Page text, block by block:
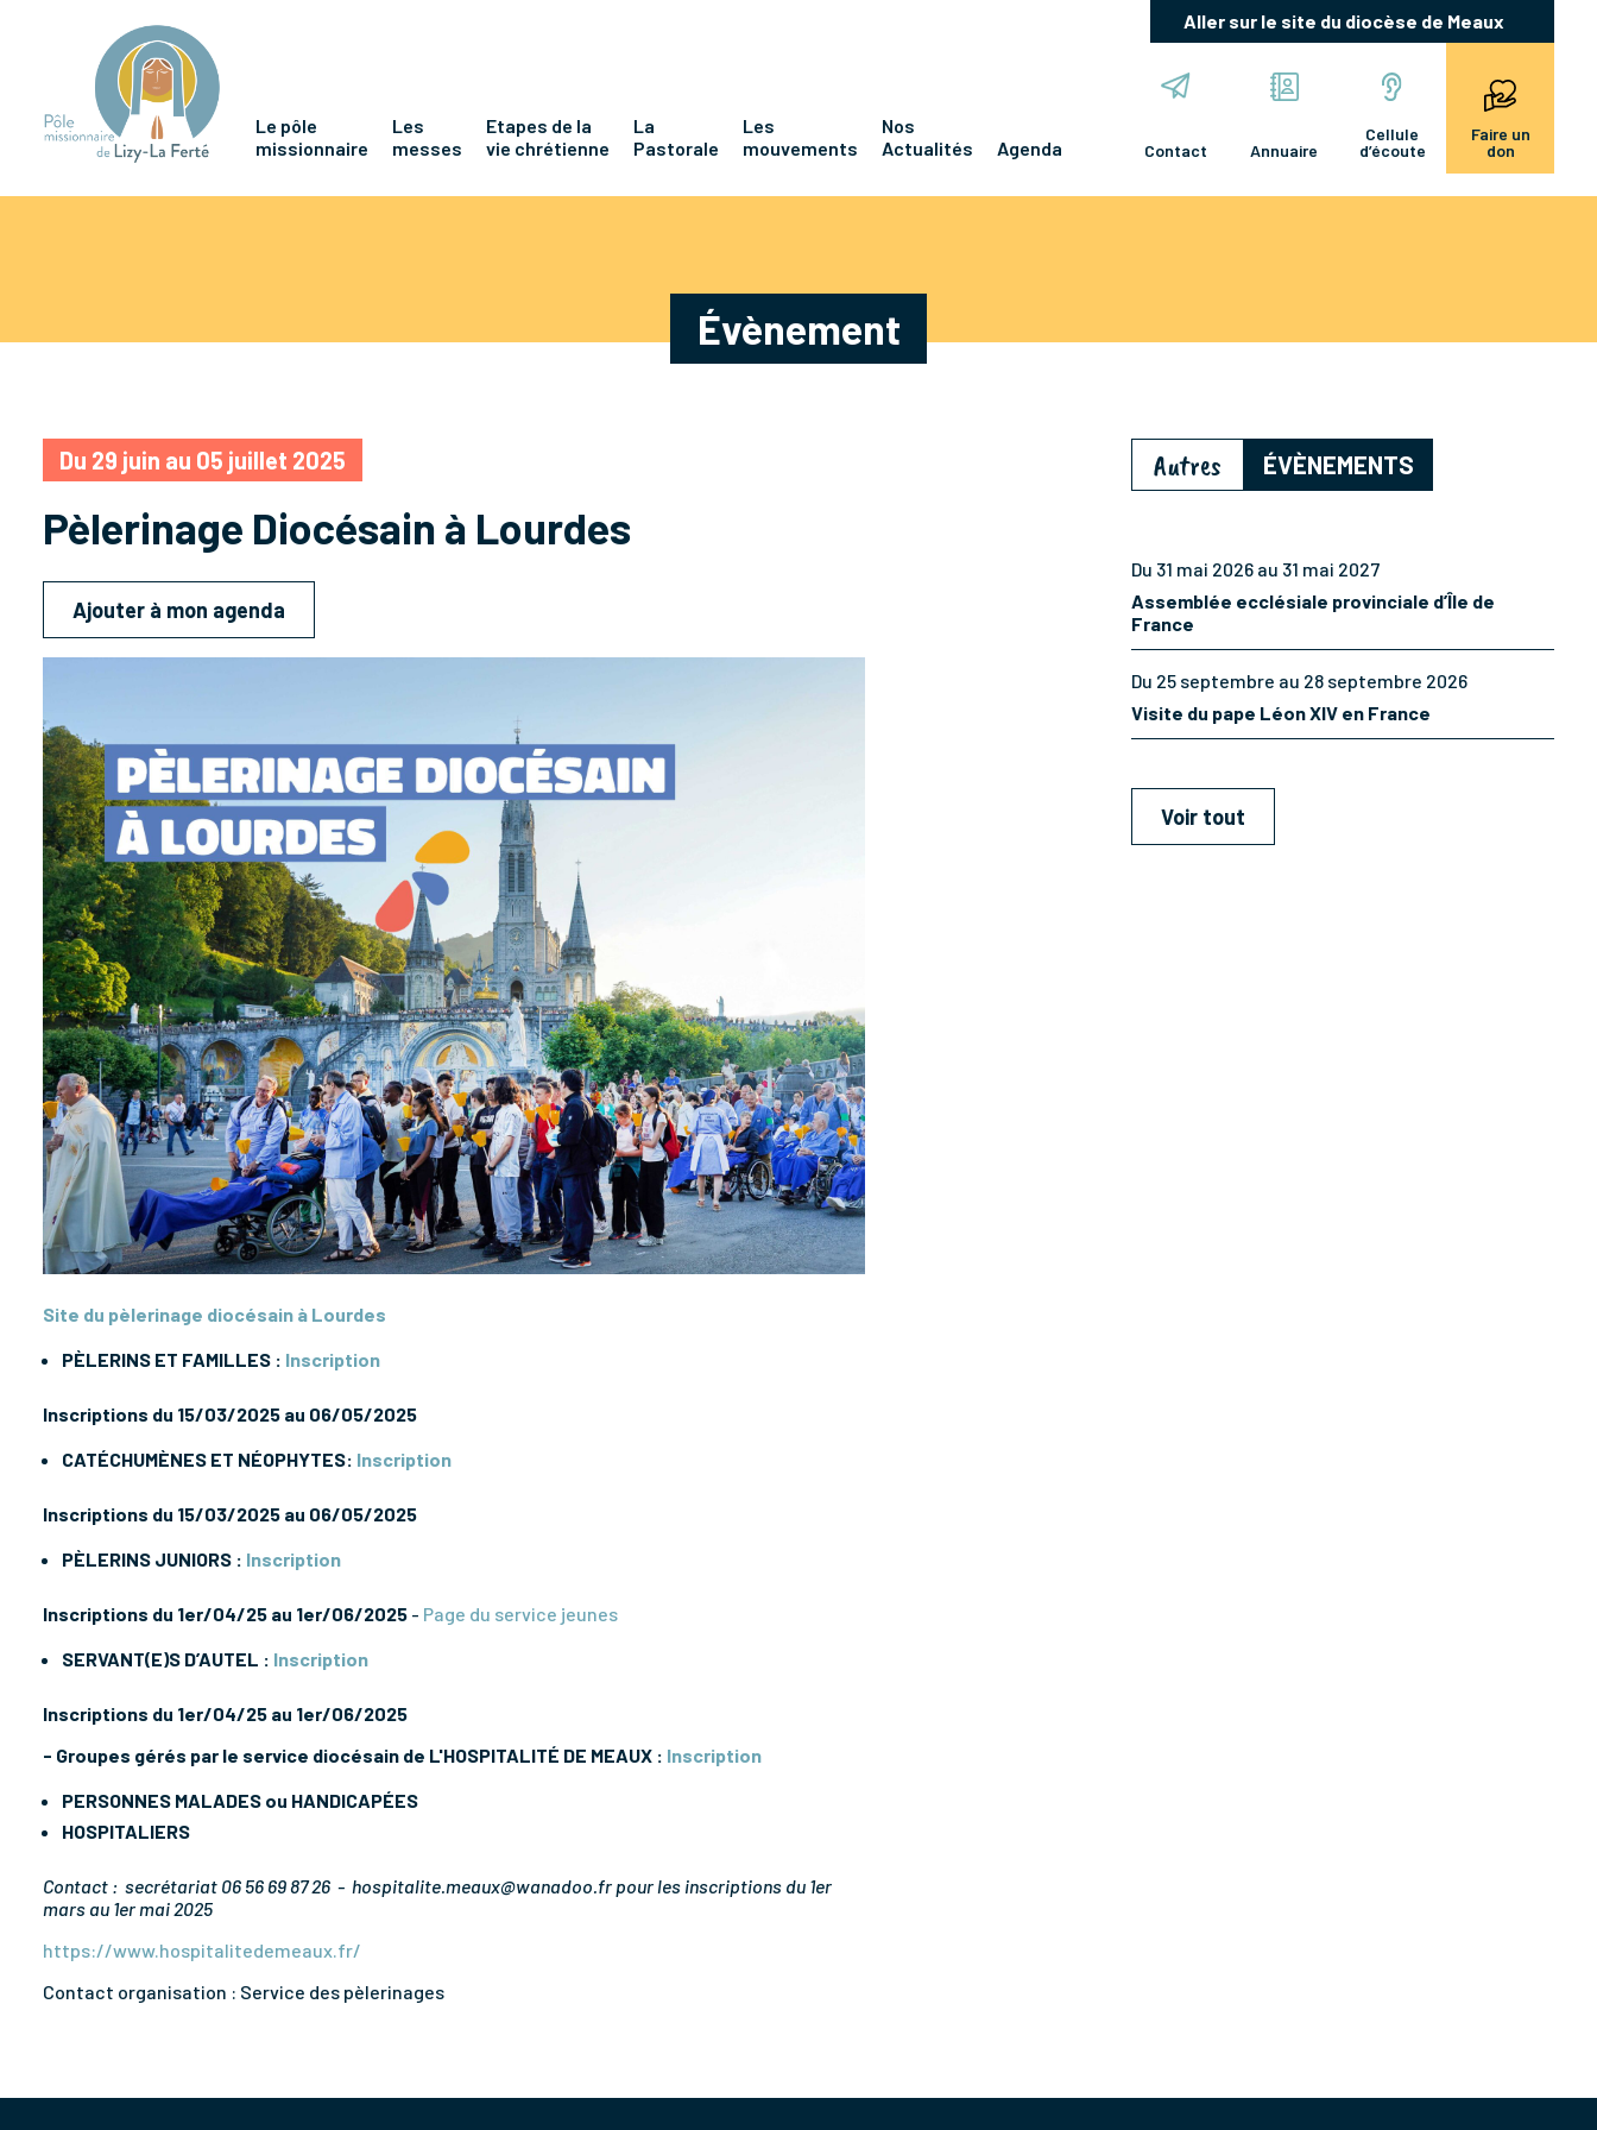
Aller sur le site du diocèse de Meaux
Le pôle
missionnaire
Les
messes
Etapes de la
vie chrétienne
La
Pastorale
Les
mouvements
Nos
Actualités
Agenda Contact Annuaire
Cellule
d’écoute
Faire un
don
Évènement
Du 29 juin au 05 juillet 2025
Pèlerinage Diocésain à Lourdes
Ajouter à mon agenda
Site du pèlerinage diocésain à Lourdes
PÈLERINS ET FAMILLES : Inscription
Inscriptions du 15/03/2025 au 06/05/2025
CATÉCHUMÈNES ET NÉOPHYTES: Inscription
Inscriptions du 15/03/2025 au 06/05/2025
PÈLERINS JUNIORS : Inscription
Inscriptions du 1er/04/25 au 1er/06/2025 - Page du service jeunes
SERVANT(E)S D’AUTEL : Inscription
Inscriptions du 1er/04/25 au 1er/06/2025
- Groupes gérés par le service diocésain de L'HOSPITALITÉ DE MEAUX : Inscription
PERSONNES MALADES ou HANDICAPÉES
HOSPITALIERS
Contact : secrétariat 06 56 69 87 26 - hospitalite.meaux@wanadoo.fr pour les inscriptions du 1er
mars au 1er mai 2025
https://www.hospitalitedemeaux.fr/
Contact organisation : Service des pèlerinages
Autres ÉVÈNEMENTS
Du 31 mai 2026 au 31 mai 2027
Assemblée ecclésiale provinciale d’Île de
France
Du 25 septembre au 28 septembre 2026
Visite du pape Léon XIV en France
Voir tout